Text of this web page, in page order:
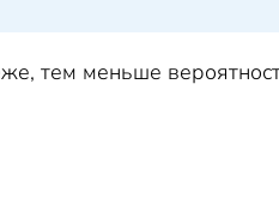
тем меньше